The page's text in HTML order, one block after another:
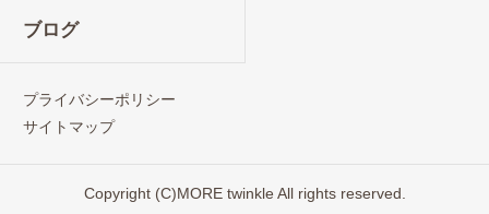
ブログ
プライバシーポリシー
サイトマップ
Copyright (C)MORE twinkle All rights reserved.